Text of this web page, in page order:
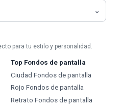
para tu estilo y personalidad.
Top Fondos de pantalla
Ciudad Fondos de pantalla
Rojo Fondos de pantalla
Retrato Fondos de pantalla